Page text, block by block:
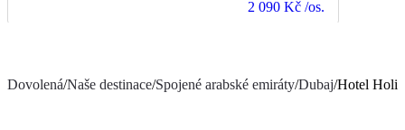
2 090 Kč /os.
Dovolená/Naše destinace/Spojené arabské emiráty/Dubaj/Hotel